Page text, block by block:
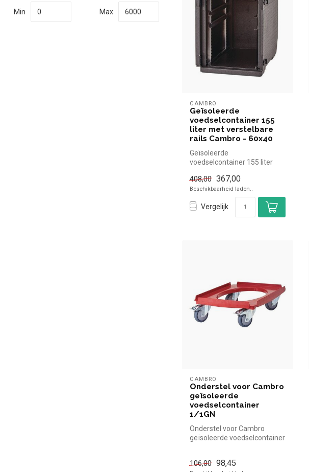
Min Max
CAMBRO
Geïsoleerde
voedselcontainer 155
liter met verstelbare
rails Cambro - 60x40
Geïsoleerde
voedselcontainer 155 liter
- 60x40 Camb...
408,00 367,00
Beschikbaarheid laden..
Vergelijk
CAMBRO
Onderstel voor Cambro
geïsoleerde
voedselcontainer
1/1GN
Onderstel voor Cambro
geïsoleerde voedselcontainer
106,00 98,45